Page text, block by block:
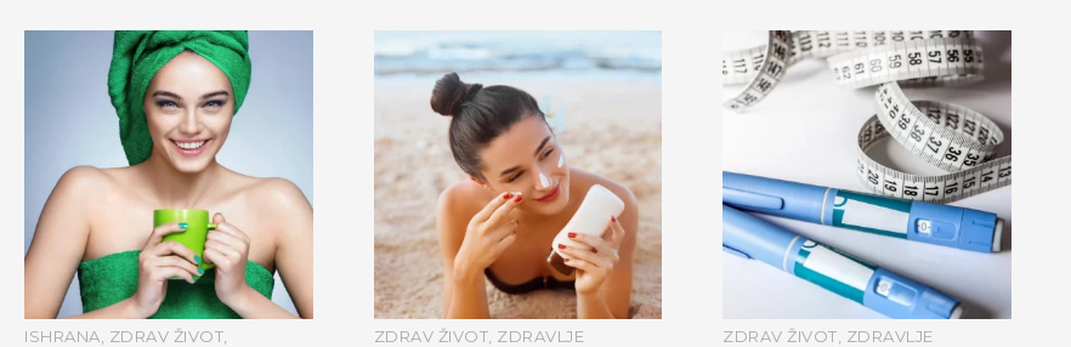
ISHRANA ZDRAV ŽIVOT ZDRAV ŽIVOT ZDRAVLJE ZDRAV ŽIVOT ZDRAVLJE